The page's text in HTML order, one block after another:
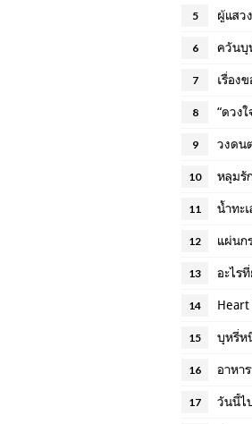
5 ผู้แสว
6 ควันบุ
7 เรื่อง
8 “ดวง
9 วงดน
10 หลุมรั
11 น้ำทะ
12 แผ่นก
13 อะไร
14 Heart
15 บุหรี่ห
16 อาหา
17 วันนี้ไ